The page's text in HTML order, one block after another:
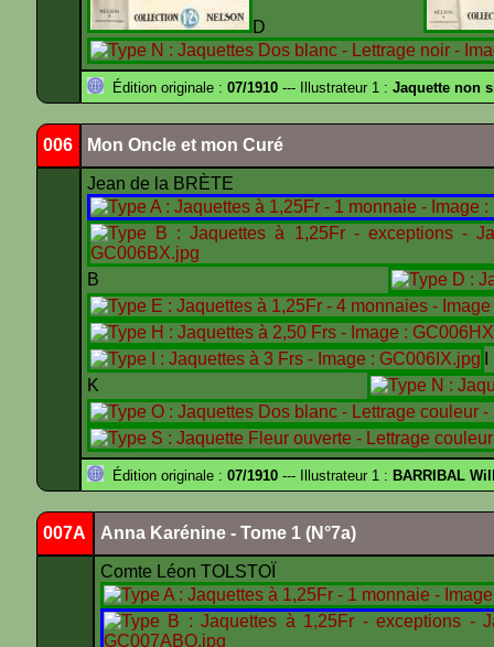
D
Édition originale : 07/1910 --- Illustrateur 1 : Jaquette non
006 Mon Oncle et mon Curé
Jean de la BRÈTE
B
K
Édition originale : 07/1910 --- Illustrateur 1 : BARRIBAL
007A Anna Karénine - Tome 1 (N°7a)
Comte Léon TOLSTOÏ